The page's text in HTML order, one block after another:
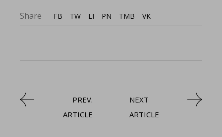
Share FB TW LI PN TMB VK
PREV.
ARTICLE
NEXT
ARTICLE